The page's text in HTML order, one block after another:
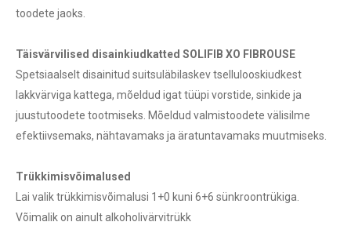
toodete jaoks.
Täisvärvilised disainkiudkatted SOLIFIB XO FIBROUSE
Spetsiaalselt disainitud suitsuläbilaskev tsellulooskiudkest
lakkvärviga kattega, mõeldud igat tüüpi vorstide, sinkide ja
juustutoodete tootmiseks. Mõeldud valmistoodete välisilme
efektiivsemaks, nähtavamaks ja äratuntavamaks muutmiseks.
Trükkimisvõimalused
Lai valik trükkimisvõimalusi 1+0 kuni 6+6 sünkroontrükiga.
Võimalik on ainult alkoholivärvitrükk